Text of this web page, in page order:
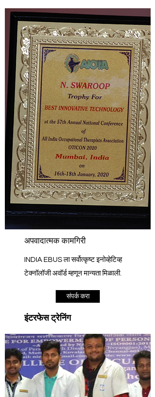
अपवादात्मक कामगिरी
INDIA EBUS ला सर्वोत्कृष्ट इनोव्हेटिव्ह
टेक्नॉलॉजी अवॉर्ड म्हणून मान्यता मिळाली.
संपर्क करा
इंटरफेस ट्रेनिंग